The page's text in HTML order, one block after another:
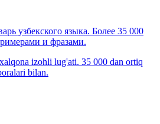
узбекского языка. Более 35 000
и фразами.
izohli lug'ati. 35 000 dan ortiq
bilan.